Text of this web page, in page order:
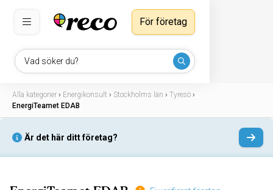
Vad söker du?
För företag
Alla kategorier › Energikonsult › Stockholms län › Tyresö ›
EnergiTeamet EDAB
Är det här ditt företag?